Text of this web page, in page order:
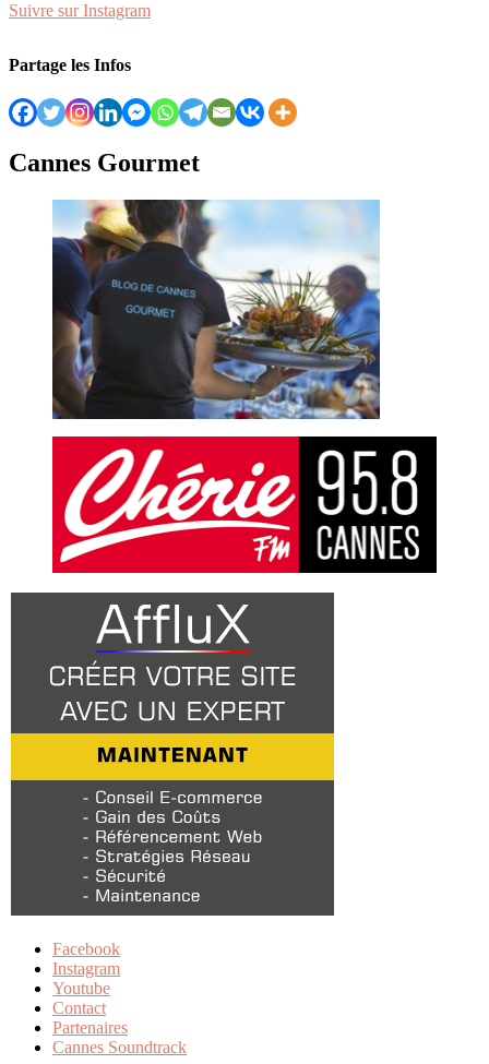
Suivre sur Instagram
Partage les Infos
Cannes Gourmet
Facebook
Instagram
Youtube
Contact
Partenaires
Cannes Soundtrack